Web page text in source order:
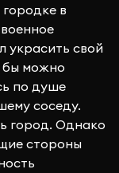
в
украсить свой
бы можно
по душе
соседу.
город. Однако
стороны